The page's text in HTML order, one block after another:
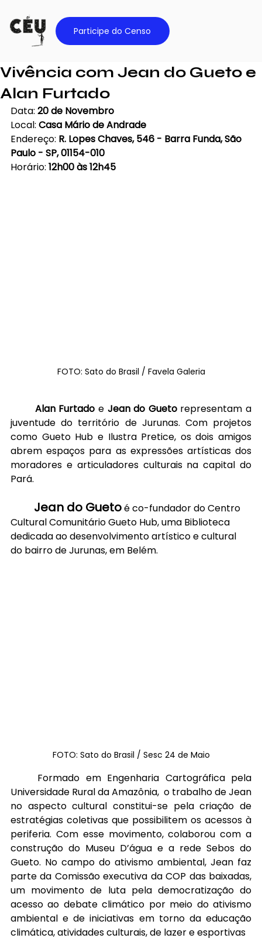
Participe do Censo
Vivência com Jean do Gueto e
Alan Furtado
Data: 20 de Novembro
Local: Casa Mário de Andrade
Endereço: R. Lopes Chaves, 546 - Barra Funda, São
Paulo - SP, 01154-010
Horário: 12h00 às 12h45
FOTO: Sato do Brasil / Favela Galeria
Alan Furtado e Jean do Gueto representam a
juventude do território de Jurunas. Com projetos
como Gueto Hub e Ilustra Pretice, os dois amigos
abrem espaços para as expressões artísticas dos
moradores e articuladores culturais na capital do
Pará.
Jean do Guetoé co-fundador do Centro
Cultural Comunitário Gueto Hub, uma Biblioteca
dedicada ao desenvolvimento artístico e cultural
do bairro de Jurunas, em Belém.
FOTO: Sato do Brasil / Sesc 24 de Maio
Universidade Rural da Amazônia,  o trabalho de Jean
no aspecto cultural constitui-se pela criação de
estratégias coletivas que possibilitem os acessos à
periferia. Com esse movimento, colaborou com a
construção do Museu D’água e a rede Sebos do
Gueto. No campo do ativismo ambiental, Jean faz
parte da Comissão executiva da COP das baixadas,
um movimento de luta pela democratização do
acesso ao debate climático por meio do ativismo
ambiental e de iniciativas em torno da educação
climática, atividades culturais, de lazer e esportivas